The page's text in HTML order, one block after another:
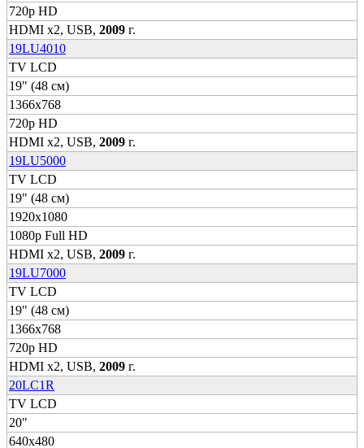
720p HD
HDMI x2, USB, 2009 г.
19LU4010
TV LCD
19" (48 см)
1366x768
720p HD
HDMI x2, USB, 2009 г.
19LU5000
TV LCD
19" (48 см)
1920x1080
1080p Full HD
HDMI x2, USB, 2009 г.
19LU7000
TV LCD
19" (48 см)
1366x768
720p HD
HDMI x2, USB, 2009 г.
20LC1R
TV LCD
20"
640x480